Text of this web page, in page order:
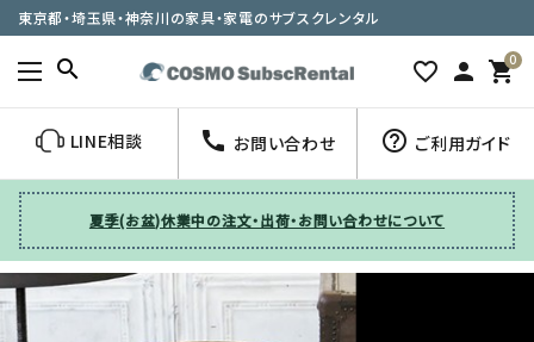
東京都・埼玉県・神奈川の家具・家電のサブスクレンタル
search favorite_border person 0
shopping_cart
LINE相談 call お問い合わせ help_outline ご利用ガイド
夏季(お盆)休業中の注文・出荷・お問い合わせについて